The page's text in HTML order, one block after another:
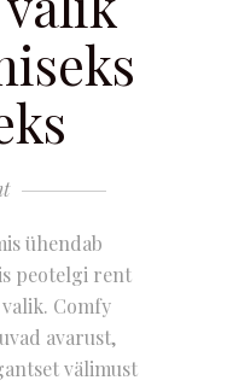
ühendab
peotelgi rent
Comfy
avarust,
välimust